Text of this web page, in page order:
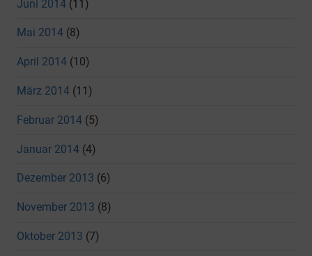
Juni 2014 (11)
Mai 2014 (8)
April 2014 (10)
März 2014 (11)
Februar 2014 (5)
Januar 2014 (4)
Dezember 2013 (6)
November 2013 (8)
Oktober 2013 (7)